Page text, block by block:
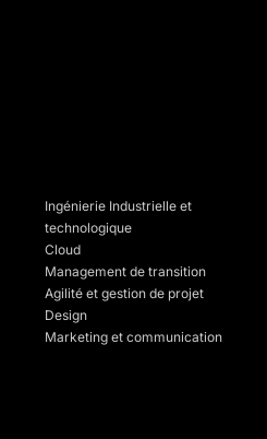
Ingénierie Industrielle et
technologique
Cloud
Management de transition
Agilité et gestion de projet
Design
Marketing et communication